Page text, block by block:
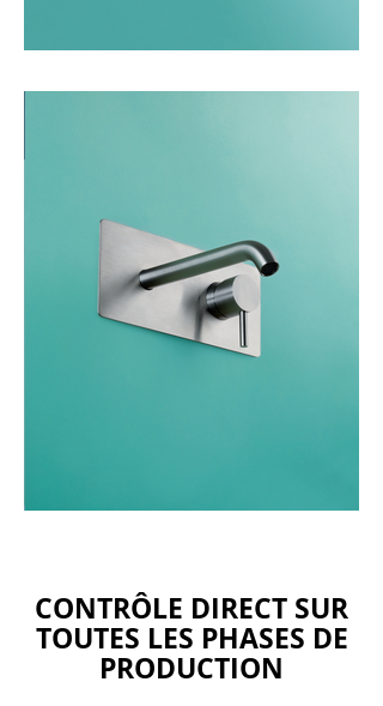
CONTRÔLE DIRECT SUR
TOUTES LES PHASES DE
PRODUCTION